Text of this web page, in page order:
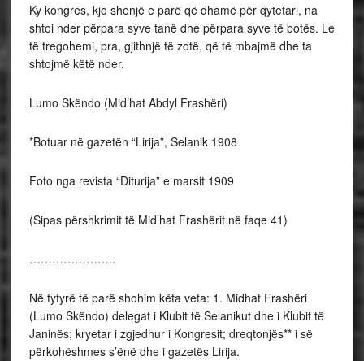
Ky kongres, kjo shenjë e parë që dhamë për qytetari, na
shtoi nder përpara syve tanë dhe përpara syve të botës. Le
të tregohemi, pra, gjithnjë të zotë, që të mbajmë dhe ta
shtojmë këtë nder.
Lumo Skëndo (Mid’hat Abdyl Frashëri)
*Botuar në gazetën “Lirija”, Selanik 1908
Foto nga revista “Diturija” e marsit 1909
(Sipas përshkrimit të Mid’hat Frashërit në faqe 41)
…………………..
Në fytyrë të parë shohim këta veta: 1. Midhat Frashëri
(Lumo Skëndo) delegat i Klubit të Selanikut dhe i Klubit të
Janinës; kryetar i zgjedhur i Kongresit; dreqtonjës** i së
përkohëshmes s’ënë dhe i gazetës Lirija.